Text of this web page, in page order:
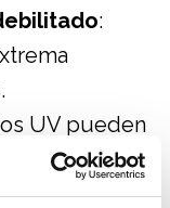
:
UV pueden
ciclo